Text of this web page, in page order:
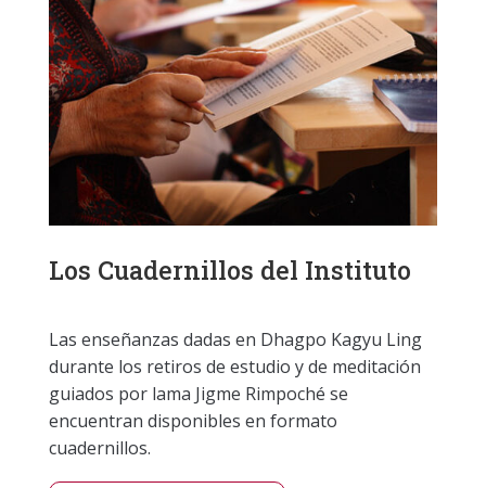
Los Cuadernillos del Instituto
Las enseñanzas dadas en Dhagpo Kagyu Ling
durante los retiros de estudio y de meditación
guiados por lama Jigme Rimpoché se
encuentran disponibles en formato
cuadernillos.